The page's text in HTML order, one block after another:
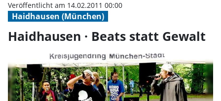
Haidhausen (München)
Veröffentlicht am 14.02.2011 00:00
Haidhausen · Beats statt Gewalt